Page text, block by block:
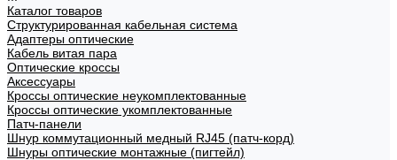
Каталог товаров
Структурированная кабельная система
Адаптеры оптические
Кабель витая пара
Оптические кроссы
Аксессуары
Кроссы оптические неукомплектованные
Кроссы оптические укомплектованные
Патч-панели
Шнур коммутационный медный RJ45 (патч-корд)
Шнуры оптические монтажные (пигтейл)